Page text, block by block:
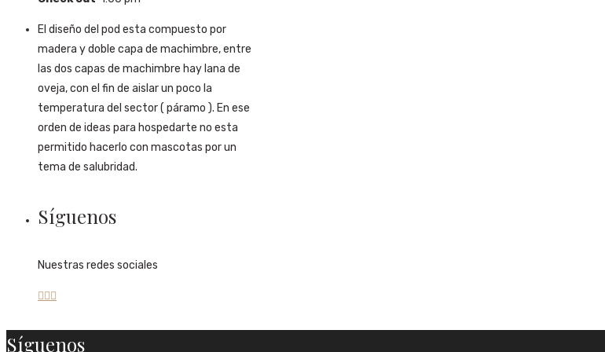
El diseño del pod esta compuesto por
madera y doble capa de machimbre, entre
las dos capas de machimbre hay lana de
oveja, con el fin de aislar un poco la
temperatura del sector ( páramo ). En ese
orden de ideas para hospedarte no esta
permitido hacerlo con mascotas por un
tema de salubridad.
Síguenos
Nuestras redes sociales

Síguenos